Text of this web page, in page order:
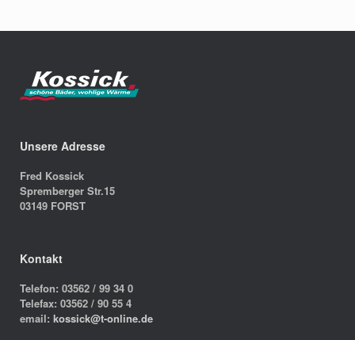
Unsere Adresse
Fred Kossick
Spremberger Str.15
03149 FORST
Kontakt
Telefon: 03562 / 99 34 0
Telefax: 03562 / 90 55 4
email: kossick@t-online.de